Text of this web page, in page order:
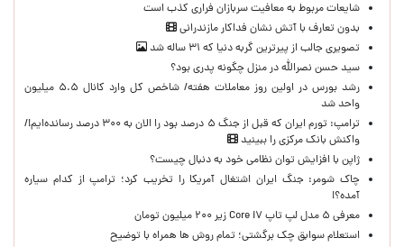
شایعات مربوط به معافیت سربازان فراری کذب است
بدون تعارف با آتش نشان فداکار مازندرانی
تصویری جالب از پیرترین گربه دنیا که ۳۱ ساله شد
سید حسن نصرالله در منزل چگونه پدری بود؟
رشد بورس در اولین روز معاملات هفته/ شاخص کل وارد کانال ۵.۵ میلیون
واحد شد
ترامپ: تورم ایران که قبل از جنگ ۵ درصد بود را الان به ۳۰۰ درصد رسانده‌ایم!/
واکنش بانک مرکزی را ببینید
ژاپن با افزایش توان نظامی خود به دنبال چیست؟
چاک شومر: جنگ ایران اشتغال آمریکا را تخریب کرد؛ ترامپ از کدام سیاره
آمده؟!
معرفی ۵ مدل لپ تاپ Core i۷ زیر ۲۰۰ میلیون تومان
استعلام سوابق چک برگشتی؛ تمام روش ها همراه با توضیح